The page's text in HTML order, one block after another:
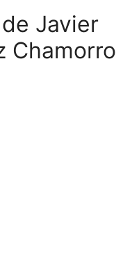
Javier
Chamorro